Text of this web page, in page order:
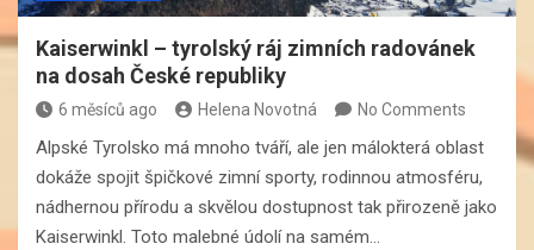
Kaiserwinkl – tyrolský ráj zimních radovánek
na dosah České republiky
6 měsíců ago Helena Novotná No Comments
Alpské Tyrolsko má mnoho tváří, ale jen málokterá oblast
dokáže spojit špičkové zimní sporty, rodinnou atmosféru,
nádhernou přírodu a skvělou dostupnost tak přirozeně jako
Kaiserwinkl. Toto malebné údolí na samém…